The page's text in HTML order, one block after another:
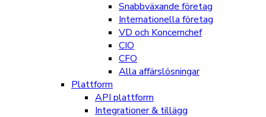
Snabbväxande företag
Internationella företag
VD och Koncernchef
CIO
CFO
Alla affärslösningar
Plattform
API plattform
Integrationer & tillägg